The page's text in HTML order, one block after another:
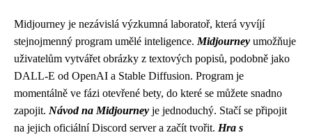
Midjourney je nezávislá výzkumná laboratoř, která vyvíjí
stejnojmenný program umělé inteligence. Midjourney umožňuje
uživatelům vytvářet obrázky z textových popisů, podobně jako
DALL-E od OpenAI a Stable Diffusion. Program je
momentálně ve fázi otevřené bety, do které se můžete snadno
zapojit. Návod na Midjourney je jednoduchý. Stačí se připojit
na jejich oficiální Discord server a začít tvořit. Hra s